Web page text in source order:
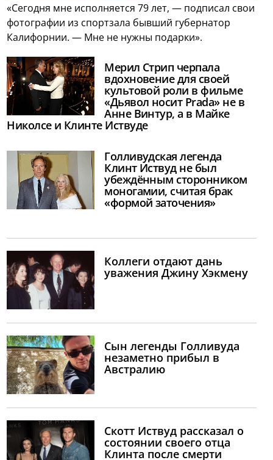
«Сегодня мне исполняется 79 лет, — подписал свои
фотографии из спортзала бывший губернатор
Калифорнии. — Мне не нужны подарки».
Мерил Стрип черпала
вдохновение для своей
культовой роли в фильме
«Дьявол носит Prada» не в
Анне Винтур, а в Майке
Николсе и Клинте Иствуде
Голливудская легенда
Клинт Иствуд не был
убеждённым сторонником
моногамии, считая брак
«формой заточения»
Коллеги отдают дань
уважения Джину Хэкмену
Сын легенды Голливуда
незаметно прибыл в
Австралию
Скотт Иствуд рассказал о
состоянии своего отца
Клинта после смерти